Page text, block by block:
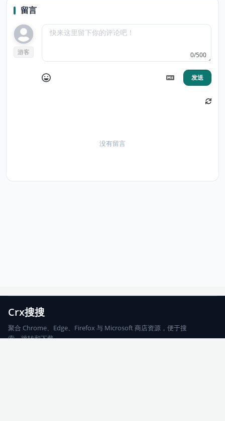
留言
游客 0/500
发送
没有留言
Crx搜搜
聚合 Chrome、Edge、Firefox 与 Microsoft 商店资源，便于搜
索、跳转和下载。